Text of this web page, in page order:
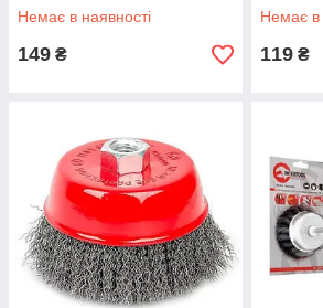
Немає в наявності
149 ₴
Немає в
119 ₴